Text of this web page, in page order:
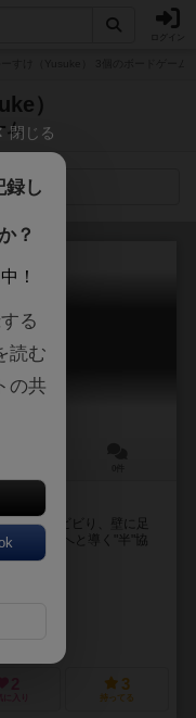
）
ム
！
怖い猫にビビり、壁に足
な猫を海へと導く"半"協
に入り
3
持ってる
閉じる
録し
？
！
る
読む
の共